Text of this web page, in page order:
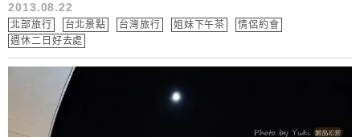
2013.08.22
北部旅行 台北景點 台灣旅行 姐妹下午茶
情侶約會
週休二日好去處